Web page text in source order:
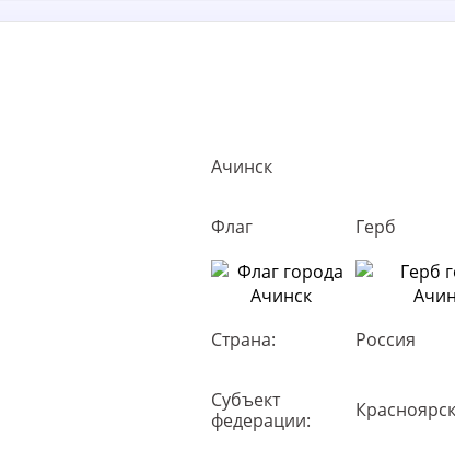
Ачинск
Флаг Герб
Страна: Россия
Субъект
федерации: